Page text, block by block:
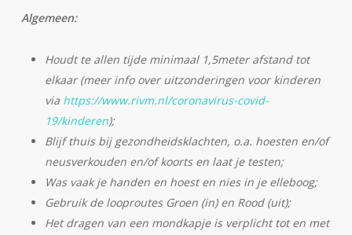
Algemeen:
Houdt te allen tijde minimaal 1,5meter afstand tot
elkaar (meer info over uitzonderingen voor kinderen
via https://www.rivm.nl/coronavirus-covid-
19/kinderen);
Blijf thuis bij gezondheidsklachten, o.a. hoesten en/of
neusverkouden en/of koorts en laat je testen;
Was vaak je handen en hoest en nies in je elleboog;
Gebruik de looproutes Groen (in) en Rood (uit);
Het dragen van een mondkapje is verplicht tot en met